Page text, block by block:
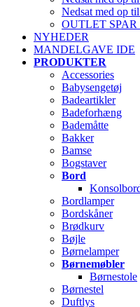
Nedsat med op
OUTLET
NYHEDER
MANDELGAVE IDE
PRODUKTER
Accessories
Babysengetøj
Badeartikler
Badeforhæng
Bademåtte
Bakker
Bamse
Bogstaver
Bord
Bordlamper
Bordskåner
Brødkurv
Bøjle
Børnelamper
Børnemøbler
Børnestole
Børnestel
Duftlys